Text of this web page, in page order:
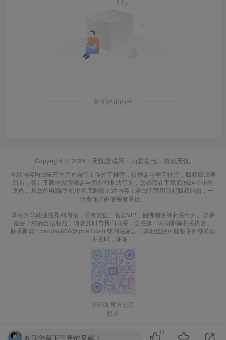
暂无评论内容
Copyright © 2024 · 无忧游戏网 · 为爱发电，游戏无忧.
本站内容均由第三方用户自行上传分享推荐，仅供参考学习使用，版权归原著
所有，禁止下载本站资源参与商业和非法行为，您必须在下载后的24个小时
之内，从您的电脑/手机中彻底删除上述内容！若由于商用引起版权纠纷，一
切责任均由使用者承担。
本站为非商业性盈利网站，没有充值、售卖VIP、捆绑销售等相关行为。如果
侵害了您的合法权益，请您及时与我们联系，会在第一时间删除相关内容。
联系邮箱：carolsy606@gmail.com 或网站留言，其他途径可能收不到或响应
不及时，谢谢。
扫码加官方交流
频道
欢迎您留下宝贵的见解！
44